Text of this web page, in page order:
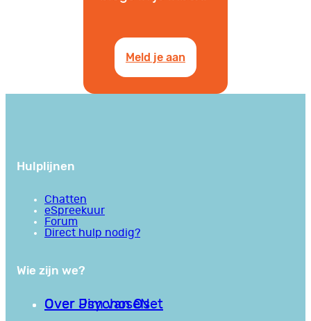
Meld je aan
Hulplijnen
Chatten
eSpreekuur
Forum
Direct hulp nodig?
Wie zijn we?
Over PsychoseNet
Over Jim van Os